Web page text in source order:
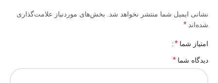
نشانی ایمیل شما منتشر نخواهد شد.
بخش‌های موردنیاز علامت‌گذاری
شده‌اند *
امتیاز شما *
دیدگاه شما *